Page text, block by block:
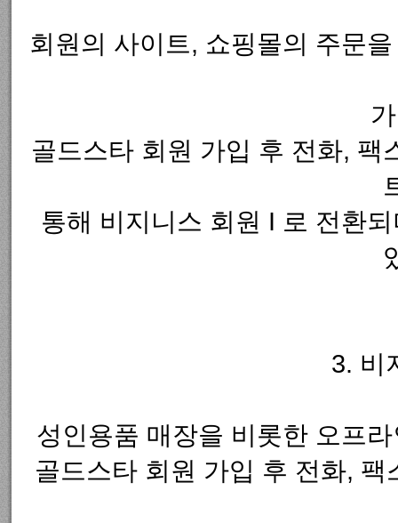
회원의 사이트, 쇼핑몰의 주문
골드스타 회원 가입 후 전화, 팩
통해 비지니스 회원 I 로 전환
3. 비
성인용품 매장을 비롯한 오프
골드스타 회원 가입 후 전화,